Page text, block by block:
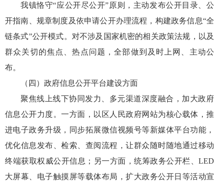
我镇恪守“应公开尽公开”原则，主动发布公开目录、公
开指南、规章制度及依申请公开办理流程，构建政务信息“全
链条式”公开模式。对不涉及国家机密的相关政策法规，以及
群众关切的焦点、热点问题，全部做到及时上网、主动公
布。
（四）政府信息公开平台建设方面
聚焦线上线下协同发力、多元渠道深度融合，加大政府
信息公开力度。一方面，以区人民政府网站为核心载体，推
进电子政务升级，同步拓展微信视频号等新媒体平台功能，
优化信息发布、检索、查阅流程，让群众随时随地通过移动
终端获取权威公开信息；另一方面，统筹政务公开栏、LED
大屏幕、电子触摸屏等载体布局，扩大政务公开日等活动宣